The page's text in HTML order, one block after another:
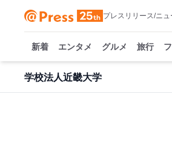
プレスリリース/ニ
新着 エンタメ グルメ 旅行
学校法人近畿大学